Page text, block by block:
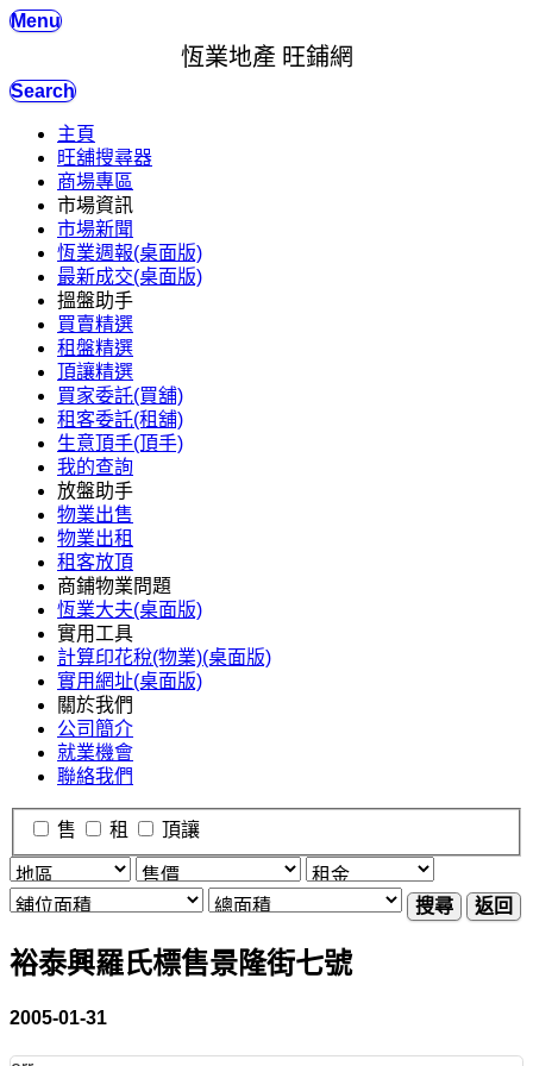
Menu
恆業地產 旺鋪網
Search
主頁
旺舖搜尋器
商場專區
市場資訊
市場新聞
恆業週報(桌面版)
最新成交(桌面版)
搵盤助手
買賣精選
租盤精選
頂讓精選
買家委託(買舖)
租客委託(租舖)
生意頂手(頂手)
我的查詢
放盤助手
物業出售
物業出租
租客放頂
商鋪物業問題
恆業大夫(桌面版)
實用工具
計算印花稅(物業)(桌面版)
實用網址(桌面版)
關於我們
公司簡介
就業機會
聯絡我們
售 租 頂讓
搜尋 返回
裕泰興羅氏標售景隆街七號
2005-01-31